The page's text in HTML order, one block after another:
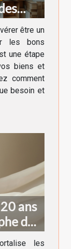
être un
les bons
une étape
biens et
comment
besoin et
ans
de
les